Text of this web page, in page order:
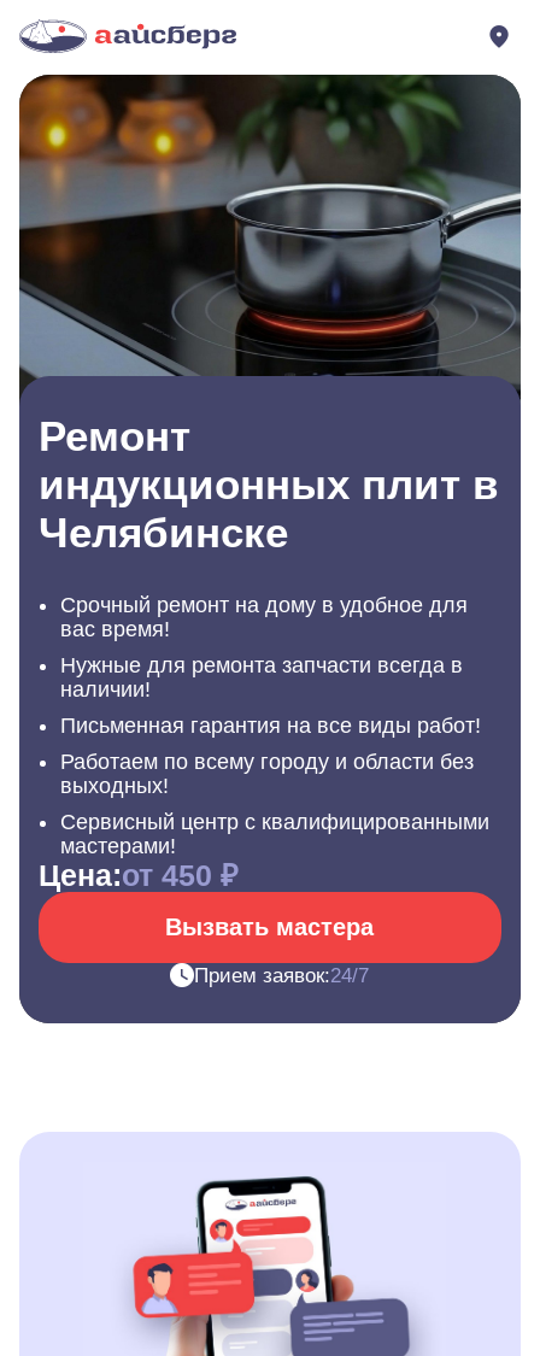
Ремонт
индукционных плит в
Челябинске
Срочный ремонт на дому в удобное для
вас время!
Нужные для ремонта запчасти всегда в
наличии!
Письменная гарантия на все виды работ!
Работаем по всему городу и области без
выходных!
Сервисный центр с квалифицированными
мастерами!
Цена:от 450 ₽
Вызвать мастера
Прием заявок:24/7